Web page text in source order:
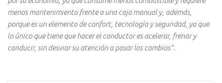
menos mantenimiento frente a una caja manual y, además,
porque es un elemento de confort, tecnología y seguridad, ya que
lo único que tiene que hacer el conductor es acelerar, frenar y
conducir, sin desviar su atención a pasar los cambios”.